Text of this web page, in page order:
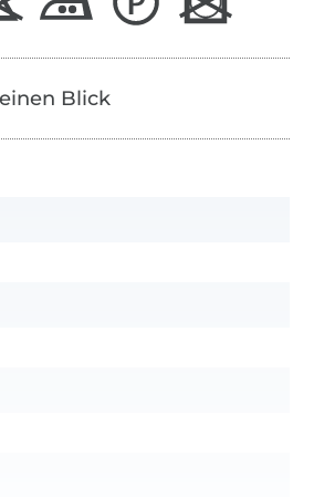
Blick